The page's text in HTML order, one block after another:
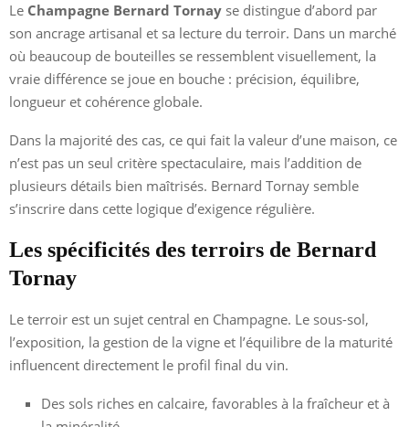
Le Champagne Bernard Tornay se distingue d’abord par
son ancrage artisanal et sa lecture du terroir. Dans un marché
où beaucoup de bouteilles se ressemblent visuellement, la
vraie différence se joue en bouche : précision, équilibre,
longueur et cohérence globale.
Dans la majorité des cas, ce qui fait la valeur d’une maison, ce
n’est pas un seul critère spectaculaire, mais l’addition de
plusieurs détails bien maîtrisés. Bernard Tornay semble
s’inscrire dans cette logique d’exigence régulière.
Les spécificités des terroirs de Bernard
Tornay
Le terroir est un sujet central en Champagne. Le sous-sol,
l’exposition, la gestion de la vigne et l’équilibre de la maturité
influencent directement le profil final du vin.
Des sols riches en calcaire, favorables à la fraîcheur et à